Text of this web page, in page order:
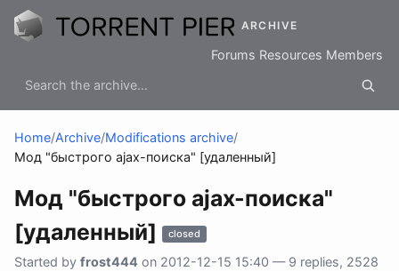
ARCHIVE
Forums Resources Members
Home/Archive/Modifications archive/
Мод "быстрого ajax-поиска" [удаленный]
Мод "быстрого ajax-поиска"
[удаленный]
closed
Started by frost444 on 2012-12-15 15:40 — 9 replies, 2528